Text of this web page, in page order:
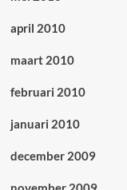
april 2010
maart 2010
februari 2010
januari 2010
december 2009